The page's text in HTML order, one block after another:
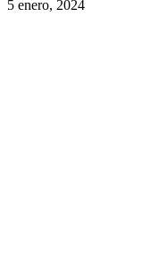
5 enero, 2024